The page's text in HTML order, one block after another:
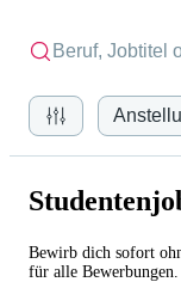
Bewirb dich sofort
für alle Bewerbungen.